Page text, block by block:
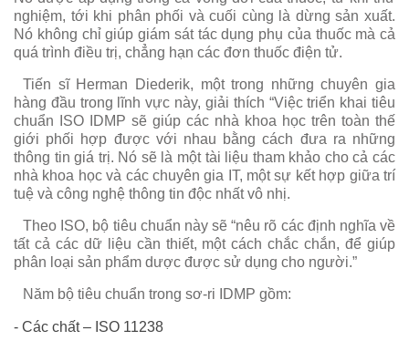
nghiệm, tới khi phân phối và cuối cùng là dừng sản xuất.
Nó không chỉ giúp giám sát tác dụng phụ của thuốc mà cả
quá trình điều trị, chẳng hạn các đơn thuốc điện tử.
Tiến sĩ Herman Diederik, một trong những chuyên gia
hàng đầu trong lĩnh vực này, giải thích “Việc triển khai tiêu
chuẩn ISO IDMP sẽ giúp các nhà khoa học trên toàn thế
giới phối hợp được với nhau bằng cách đưa ra những
thông tin giá trị. Nó sẽ là một tài liệu tham khảo cho cả các
nhà khoa học và các chuyên gia IT, một sự kết hợp giữa trí
tuệ và công nghệ thông tin độc nhất vô nhị.
Theo ISO, bộ tiêu chuẩn này sẽ “nêu rõ các định nghĩa về
tất cả các dữ liệu cần thiết, một cách chắc chắn, để giúp
phân loại sản phẩm dược được sử dụng cho người.”
Năm bộ tiêu chuẩn trong sơ-ri IDMP gồm:
- Các chất – ISO 11238